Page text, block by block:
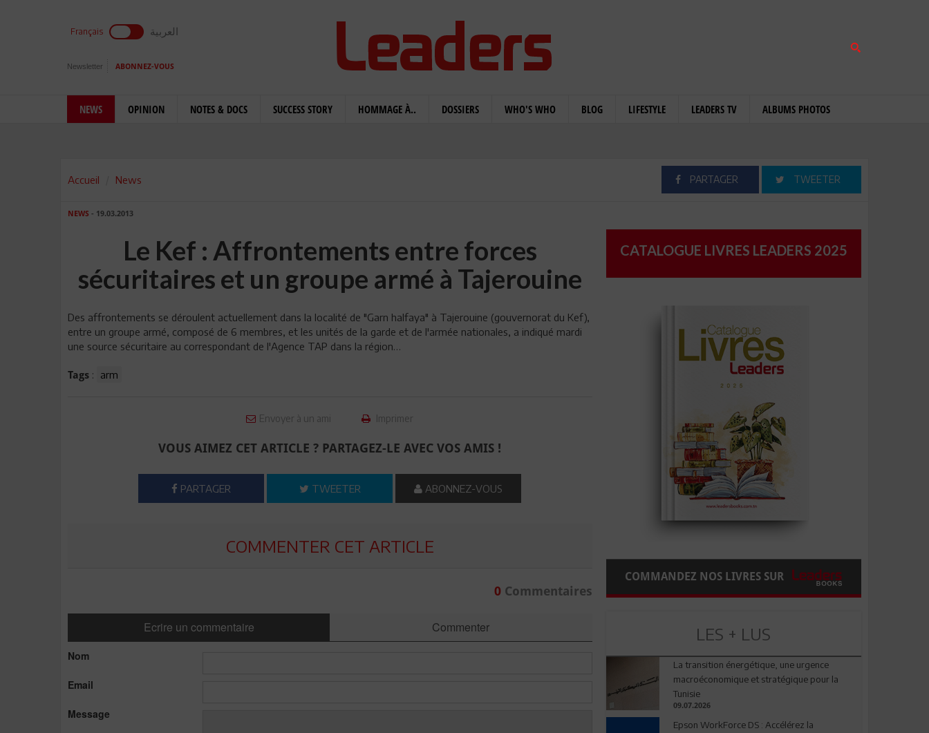
Français العربية
Newsletter ABONNEZ-VOUS
NEWS OPINION NOTES & DOCS SUCCESS STORY HOMMAGE À.. DOSSIERS WHO'S WHO BLOG LIFESTYLE LEADERS TV ALBUMS PHOTOS
Accueil News PARTAGER TWEETER
NEWS - 19.03.2013
Le Kef : Affrontements entre forces
sécuritaires et un groupe armé à Tajerouine
Des affrontements se déroulent actuellement dans la localité de "Garn halfaya" à Tajerouine (gouvernorat du Kef),
entre un groupe armé, composé de 6 membres, et les unités de la garde et de l'armée nationales, a indiqué mardi
une source sécuritaire au correspondant de l'Agence TAP dans la région…
Tags : arm
Envoyer à un ami Imprimer
VOUS AIMEZ CET ARTICLE ? PARTAGEZ-LE AVEC VOS AMIS !
PARTAGER TWEETER ABONNEZ-VOUS
COMMENTER CET ARTICLE
0Commentaires
Ecrire un commentaire Commenter
Nom
Email
Message
CATALOGUE LIVRES LEADERS 2025
COMMANDEZ NOS LIVRES SUR
LES + LUS
La transition énergétique, une urgence
macroéconomique et stratégique pour la
Tunisie
09.07.2026
Epson WorkForce DS : Accélérez la